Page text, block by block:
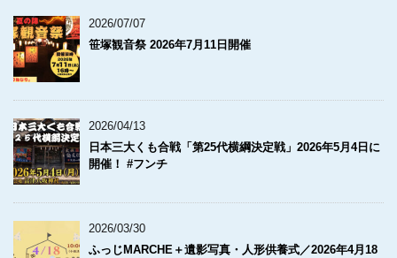
2026/07/07
笹塚観音祭 2026年7月11日開催
2026/04/13
日本三大くも合戦「第25代横綱決定戦」2026年5月4日に
開催！ #フンチ
2026/03/30
ふっじMARCHE＋遺影写真・人形供養式／2026年4月18